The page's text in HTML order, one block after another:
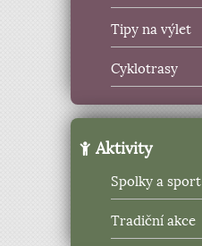
Tipy na výlet
Cyklotrasy
Aktivity
Spolky a sport
Tradiční akce